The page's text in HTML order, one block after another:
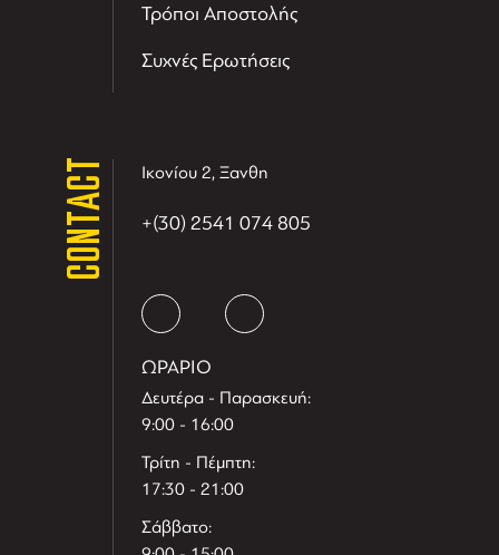
Τρόποι Αποστολής
Συχνές Ερωτήσεις
CONTACT Ικονίου 2, Ξανθη
+(30) 2541 074 805
ΩΡΑΡΙΟ
Δευτέρα - Παρασκευή:
9:00 - 16:00
Τρίτη - Πέμπτη:
17:30 - 21:00
Σάββατο: